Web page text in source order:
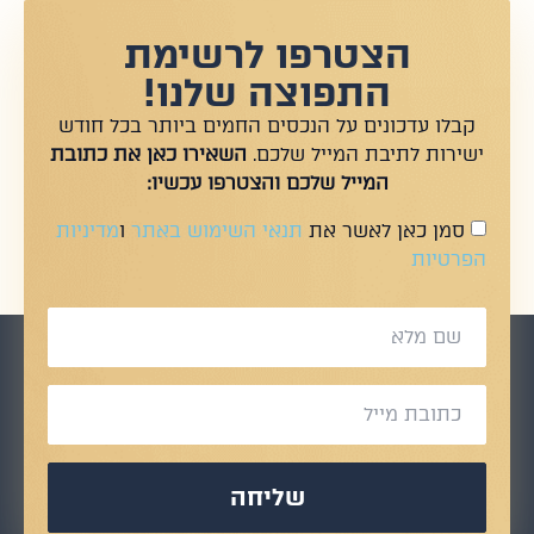
הצטרפו לרשימת
התפוצה שלנו!
קבלו עדכונים על הנכסים החמים ביותר בכל חודש
ישירות לתיבת המייל שלכם.השאירו כאן את כתובת
המייל שלכם והצטרפו עכשיו:
סמן כאן לאשר אתתנאי השימוש באתרומדיניות
הפרטיות
שליחה